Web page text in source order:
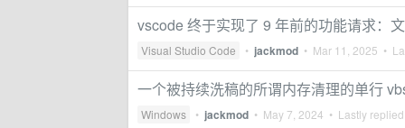
vscode 终于实现了 9 年前的功能请求：
Visual Studio Code • jackmod • Mar 11, 2025 •
一个被持续洗稿的所谓内存清理的单行
Windows • jackmod • May 7, 2024 • Lastly